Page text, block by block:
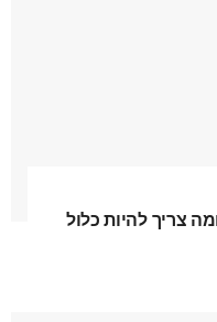
צריך להיות כלול